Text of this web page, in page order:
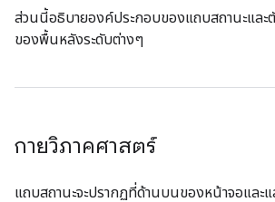
ส่วนนี้อธิบายองค์ประกอบของแถบสถานะและตั
ของพื้นหลังระดับต่างๆ
กายวิภาคศาสตร์
แถบสถานะจะปรากฏที่ด้านบนของหน้าจอและ